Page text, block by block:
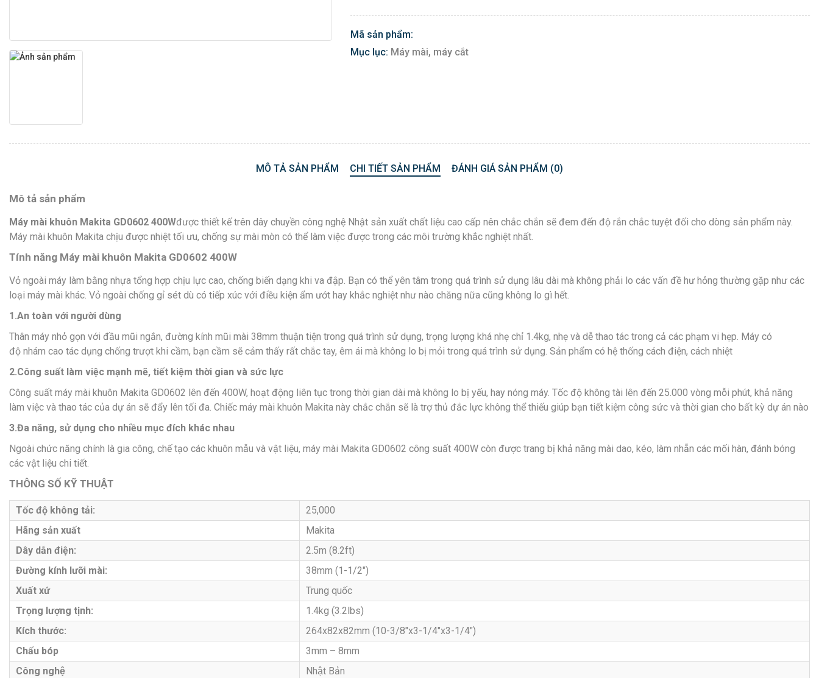
Mã sản phẩm:
Mục lục: Máy mài, máy cắt
MÔ TẢ SẢN PHẨM CHI TIẾT SẢN PHẨM ĐÁNH GIÁ SẢN PHẨM (0)
Mô tả sản phẩm
Máy mài khuôn Makita GD0602 400Wđược thiết kế trên dây chuyền công nghệ Nhật sản xuất chất liệu cao cấp nên chắc chắn sẽ đem đến độ rắn chắc tuyệt đối cho dòng sản phẩm này.
Máy mài khuôn Makita chịu được nhiệt tối ưu, chống sự mài mòn có thể làm việc được trong các môi trường khắc nghiệt nhất.
Tính năng Máy mài khuôn Makita GD0602 400W
Vỏ ngoài máy làm bằng nhựa tổng hợp chịu lực cao, chống biến dạng khi va đập. Bạn có thể yên tâm trong quá trình sử dụng lâu dài mà không phải lo các vấn đề hư hỏng thường gặp như các
loại máy mài khác. Vỏ ngoài chống gỉ sét dù có tiếp xúc với điều kiện ẩm ướt hay khắc nghiệt như nào chăng nữa cũng không lo gì hết.
1.An toàn với người dùng
Thân máy nhỏ gọn với đầu mũi ngắn, đường kính mũi mài 38mm thuận tiện trong quá trình sử dụng, trọng lượng khá nhẹ chỉ 1.4kg, nhẹ và dễ thao tác trong cả các phạm vi hẹp. Máy có
độ nhám cao tác dụng chống trượt khi cầm, bạn cầm sẽ cảm thấy rất chắc tay, êm ái mà không lo bị mỏi trong quá trình sử dụng. Sản phẩm có hệ thống cách điện, cách nhiệt
2.Công suất làm việc mạnh mẽ, tiết kiệm thời gian và sức lực
Công suất máy mài khuôn Makita GD0602 lên đến 400W, hoạt động liên tục trong thời gian dài mà không lo bị yếu, hay nóng máy. Tốc độ không tài lên đến 25.000 vòng mỗi phút, khả năng
làm việc và thao tác của dự án sẽ đẩy lên tối đa. Chiếc máy mài khuôn Makita này chắc chắn sẽ là trợ thủ đắc lực không thể thiếu giúp bạn tiết kiệm công sức và thời gian cho bất kỳ dự án nào
3.Đa năng, sử dụng cho nhiều mục đích khác nhau
Ngoài chức năng chính là gia công, chế tạo các khuôn mẫu và vật liệu, máy mài Makita GD0602 công suất 400W còn được trang bị khả năng mài dao, kéo, làm nhẵn các mối hàn, đánh bóng
các vật liệu chi tiết.
THÔNG SỐ KỸ THUẬT
Tốc độ không tải:
25,000
Hãng sản xuất
Makita
Dây dẫn điện:
2.5m (8.2ft)
Đường kính lưỡi mài:
38mm (1-1/2″)
Xuất xứ
Trung quốc
Trọng lượng tịnh:
1.4kg (3.2lbs)
Kích thước:
264x82x82mm (10-3/8″x3-1/4″x3-1/4″)
Chấu bóp
3mm – 8mm
Công nghệ
Nhật Bản